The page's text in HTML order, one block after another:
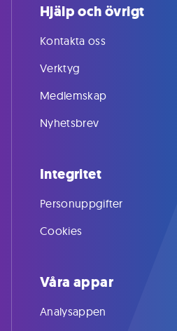
Hjälp och övrigt
Kontakta oss
Verktyg
Medlemskap
Nyhetsbrev
Integritet
Personuppgifter
Cookies
Våra appar
Analysappen